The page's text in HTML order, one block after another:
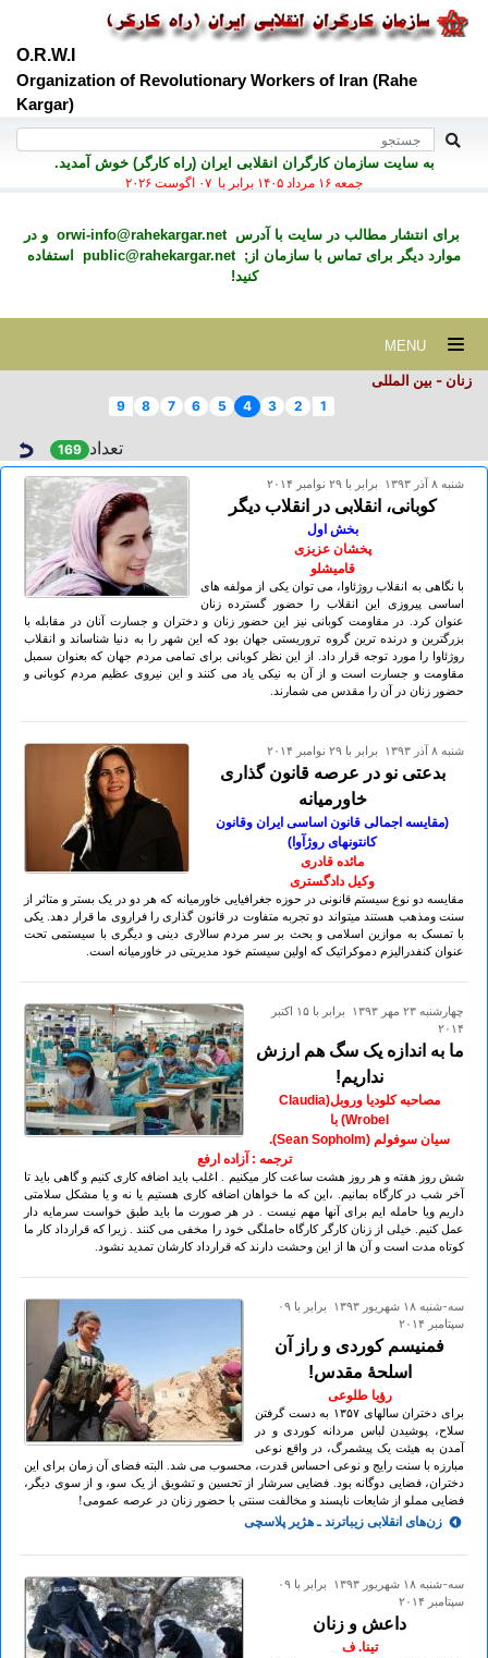
O.R.W.I
Organization of Revolutionary Workers of Iran (Rahe
Kargar)
به سايت سازمان کارگران انقلابی ايران (راه کارگر) خوش آمديد.
جمعه ۱۶ مرداد ۱۴۰۵ برابر با ۰۷ اگوست ۲۰۲۶
برای انتشار مطالب در سايت با آدرسorwi-info@rahekargar.net و در
موارد ديگر برای تماس با سازمان از;public@rahekargar.net
استفاده
کنید!
زنان - بین المللی
1
2
3
4
5
6
7
8
9
تعداد 169
شنبه ۸ آذر ۱۳۹۳ برابر با ۲۹ نوامبر ۲۰۱۴
کوبانی، انقلابی در انقلاب دیگر
بخش اول
پخشان عزیزی
قامیشلو
با نگاهی به انقلاب روژئاوا، می توان یکی از مولفه های
اساسی پیروزی این انقلاب را حضور گسترده زنان
عنوان کرد. در مقاومت کوبانی نیز این حضور زنان و دختران و جسارت آنان در مقابله با
بزرگترین و درنده ترین گروه تروریستی جهان بود که این شهر را به دنیا شناساند و انقلاب
روژئاوا را مورد توجه قرار داد. از این نظر کوبانی برای تمامی مردم جهان که بعنوان سمبل
مقاومت و جسارت است و از آن به نیکی یاد می کنند و این نیروی عظیم مردم کوبانی و
حضور زنان در آن را مقدس می شمارند.
شنبه ۸ آذر ۱۳۹۳ برابر با ۲۹ نوامبر ۲۰۱۴
بدعتی نو در عرصه قانون گذاری
خاورمیانه
(مقایسه اجمالی قانون اساسی ایران وقانون
کانتونهای روژآوا)
مائده قادری
وکیل دادگستری
مقایسه دو نوع سیستم قانونی در حوزه جغرافیایی خاورمیانه که هر دو در یک بستر و متاثر از
سنت ومذهب هستند میتواند دو تجربه متفاوت در قانون گذاری را فراروی ما قرار دهد. یکی
با تمسک به موازین اسلامی و بحث بر سر مردم سالاری دینی و دیگری با سیستمی تحت
عنوان کنفدرالیزم دموکراتیک که اولین سیستم خود مدیریتی در خاورمیانه است.
چهارشنبه ۲۳ مهر ۱۳۹۳ برابر با ۱۵ اکتبر
۲۰۱۴
ما به اندازه یک سگ هم ارزش
نداریم!
مصاحبه کلودیا وروبل(Claudia
Wrobel) با
سیان سوفولم (Sean Sopholm).
ترجمه : آزاده ارفع
شش روز هفته و هر روز هشت ساعت کار میکنیم . اغلب باید اضافه کاری کنیم و گاهی باید تا
آخر شب در کارگاه بمانیم. ،این که ما خواهان اضافه کاری هستیم یا نه و یا مشکل سلامتی
داریم ویا حامله ایم برای آنها مهم نیست . در هر صورت ما باید طبق خواست سرمایه دار
عمل کنیم. خیلی از زنان کارگر کارگاه حاملگی خود را مخفی می کنند . زیرا که قرارداد کار ما
کوتاه مدت است و آن ها از این وحشت دارند که قرارداد کارشان تمدید نشود.
سه-شنبه ۱۸ شهريور ۱۳۹۳ برابر با ۰۹
سپتامبر ۲۰۱۴
فمنیسم کوردی و راز آن
اسلحۀ مقدس!
رؤیا طلوعی
برای دختران سالهای ۱۳۵۷ به دست گرفتن
سلاح، پوشیدن لباس مردانە کوردی و در
آمدن بە هیئت یک پیشمرگ، در واقع نوعی
مبارزە با سنت رایج و نوعی احساس قدرت، محسوب می شد. البتە فضای آن زمان برای این
دختران، فضایی دوگانە بود. فضایی سرشار از تحسین و تشویق از یک سو، و از سوی دیگر،
فضایی مملو از شایعات ناپسند و مخالفت سنتی با حضور زنان در عرصه عمومی!
زن‌های انقلابی زیباترند ـ هژیر پلاسچی
سه-شنبه ۱۸ شهريور ۱۳۹۳ برابر با ۰۹
سپتامبر ۲۰۱۴
داعش و زنان
تینا. ف